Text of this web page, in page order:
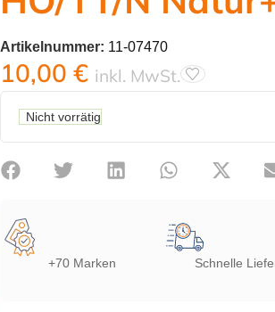
Artikelnummer: 11-07470
10,00 € inkl. MwSt.
Nicht vorrätig
+70 Marken Schnelle